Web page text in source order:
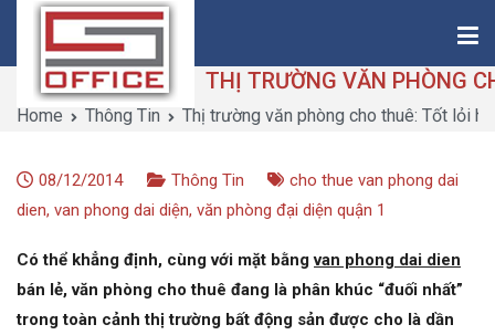
content
Saigon-Office
Saving Is Solution
Home Thông Tin Thị trường văn phòng cho thuê: Tốt lỏi
08/12/2014 Thông Tin
cho thue van phong dai
dien, van phong dai diện, văn phòng đại diện quận 1
Có thể khẳng định, cùng với mặt bằngvan phong dai dien
bán lẻ, văn phòng cho thuê đang là phân khúc “đuối nhất”
trong toàn cảnh thị trường bất động sản được cho là dần